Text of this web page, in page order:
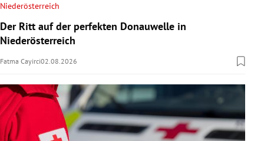
Niederösterreich
Der Ritt auf der perfekten Donauwelle in
Niederösterreich
Fatma Cayirci02.08.2026